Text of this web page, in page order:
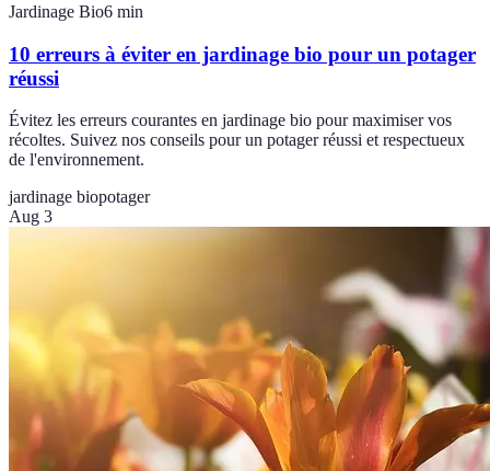
Jardinage Bio6 min
10 erreurs à éviter en jardinage bio pour un potager
réussi
Évitez les erreurs courantes en jardinage bio pour maximiser vos
récoltes. Suivez nos conseils pour un potager réussi et respectueux
de l'environnement.
jardinage biopotager
Aug 3